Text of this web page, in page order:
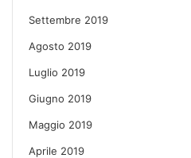
Settembre 2019
Agosto 2019
Luglio 2019
Giugno 2019
Maggio 2019
Aprile 2019